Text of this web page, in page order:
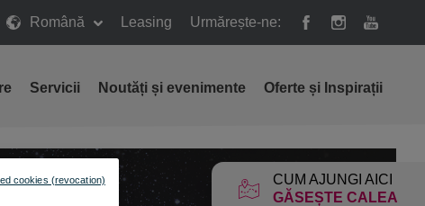
Română Leasing Urmărește-ne:
CUM AJUNGI AICI
GĂSEȘTE CALEA
Servicii Noutăți și evenimente Oferte și Inspirații
cookies (revocation)